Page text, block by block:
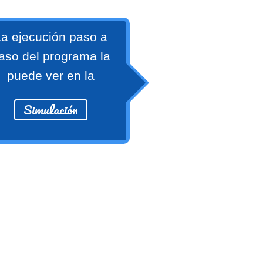
ejecución paso a
del programa la
puede ver en la
Simulación